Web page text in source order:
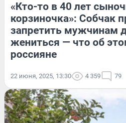
«Кто-то в 40 лет
корзиночка»: Собчак
запретить мужчинам
жениться — что об
россияне
22 июня, 2025, 13:30 4 359 79